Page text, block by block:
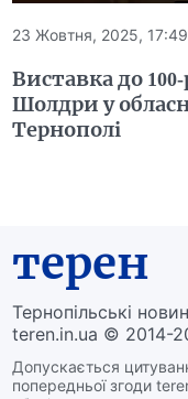
23 Жовтня, 2025, 17:49
Виставка до
Шолдри у
Тернополі
терен
Тернопільські
teren.in.ua © 2014-
Допускається
попередньої згоди